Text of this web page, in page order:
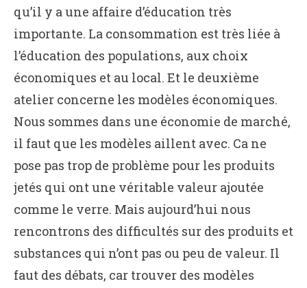
qu’il y a une affaire d’éducation très
importante. La consommation est très liée à
l’éducation des populations, aux choix
économiques et au local. Et le deuxième
atelier concerne les modèles économiques.
Nous sommes dans une économie de marché,
il faut que les modèles aillent avec. Ca ne
pose pas trop de problème pour les produits
jetés qui ont une véritable valeur ajoutée
comme le verre. Mais aujourd’hui nous
rencontrons des difficultés sur des produits et
substances qui n’ont pas ou peu de valeur. Il
faut des débats, car trouver des modèles